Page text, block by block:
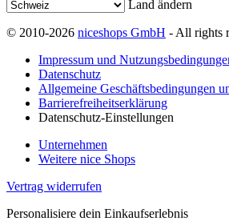
Land ändern
© 2010-2026 niceshops GmbH - All rights
Impressum und
Datenschutz
Allgemeine Geschäftsbedingungen
Barrierefreiheitserklärung
Datenschutz-Einstellungen
Unternehmen
Weitere nice Shops
Vertrag widerrufen
Personalisiere dein Einkaufserlebnis